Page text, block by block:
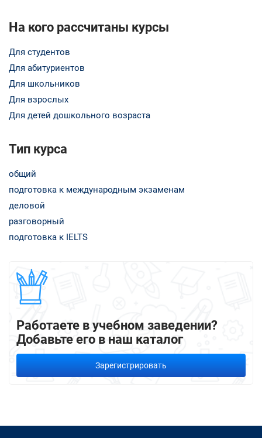
На кого рассчитаны курсы
Для студентов
Для абитуриентов
Для школьников
Для взрослых
Для детей дошкольного возраста
Тип курса
общий
подготовка к международным экзаменам
деловой
разговорный
подготовка к IELTS
Работаете в учебном заведении?
Добавьте его в наш каталог
Зарегистрировать